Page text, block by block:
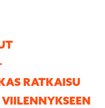
RATKAISU